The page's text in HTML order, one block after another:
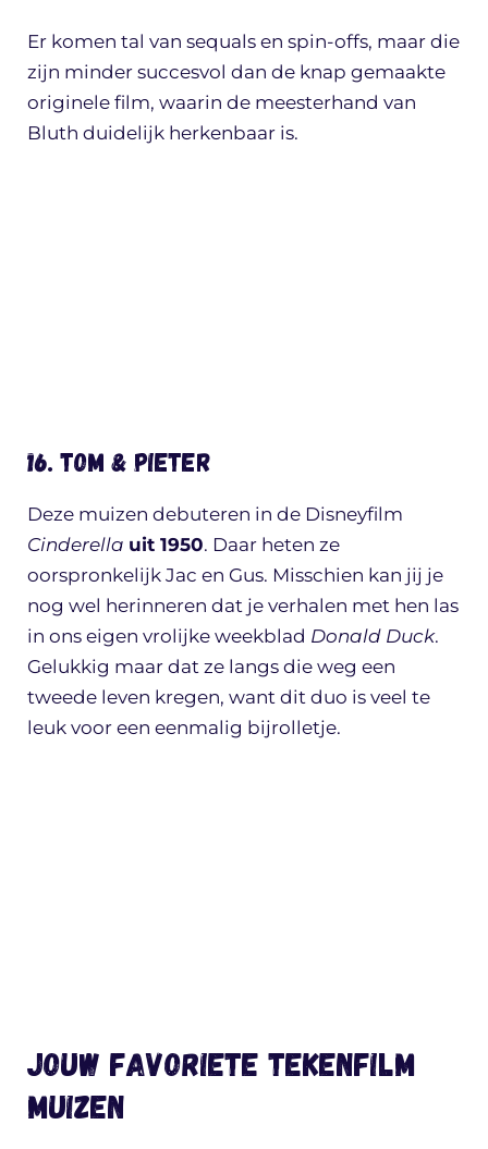
Er komen tal van sequals en spin-offs, maar die
zijn minder succesvol dan de knap gemaakte
originele film, waarin de meesterhand van
Bluth duidelijk herkenbaar is.
16. Tom & Pieter
Deze muizen debuteren in de Disneyfilm
Cinderella uit 1950. Daar heten ze
oorspronkelijk Jac en Gus. Misschien kan jij je
nog wel herinneren dat je verhalen met hen las
in ons eigen vrolijke weekblad Donald Duck.
Gelukkig maar dat ze langs die weg een
tweede leven kregen, want dit duo is veel te
leuk voor een eenmalig bijrolletje.
Jouw favoriete tekenfilm
muizen